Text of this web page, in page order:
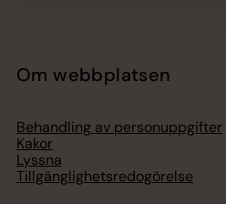
Om webbplatsen
Behandling av personuppgifter
Kakor
Lyssna
Tillgänglighetsredogörelse